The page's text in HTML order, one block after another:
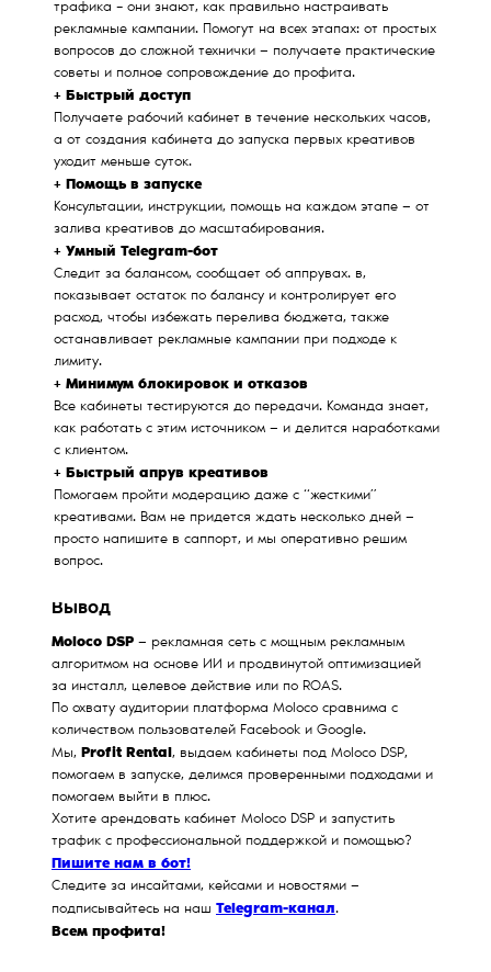
трафика – они знают, как правильно настраивать
рекламные кампании. Помогут на всех этапах: от простых
вопросов до сложной технички — получаете практические
советы и полное сопровождение до профита.
+ Быстрый доступ
Получаете рабочий кабинет в течение нескольких часов,
а от создания кабинета до запуска первых креативов
уходит меньше суток.
+ Помощь в запуске
Консультации, инструкции, помощь на каждом этапе — от
залива креативов до масштабирования.
+ Умный Telegram-бот
Следит за балансом, сообщает об аппрувах. в,
показывает остаток по балансу и контролирует его
расход, чтобы избежать перелива бюджета, также
останавливает рекламные кампании при подходе к
лимиту.
+ Минимум блокировок и отказов
Все кабинеты тестируются до передачи. Команда знает,
как работать с этим источником — и делится наработками
с клиентом.
+ Быстрый апрув креативов
Помогаем пройти модерацию даже с “жесткими”
креативами. Вам не придется ждать несколько дней —
просто напишите в саппорт, и мы оперативно решим
вопрос.
Вывод
Moloco DSP — рекламная сеть с мощным рекламным
алгоритмом на основе ИИ и продвинутой оптимизацией
за инсталл, целевое действие или по ROAS.
По охвату аудитории платформа Moloco сравнима с
количеством пользователей Facebook и Google.
Мы, Profit Rental , выдаем кабинеты под Moloco DSP,
помогаем в запуске, делимся проверенными подходами и
помогаем выйти в плюс.
Хотите арендовать кабинет Moloco DSP и запустить
трафик с профессиональной поддержкой и помощью?
Пишите нам в бот!
Следите за инсайтами, кейсами и новостями —
подписывайтесь на наш Telegram-канал.
Всем профита!